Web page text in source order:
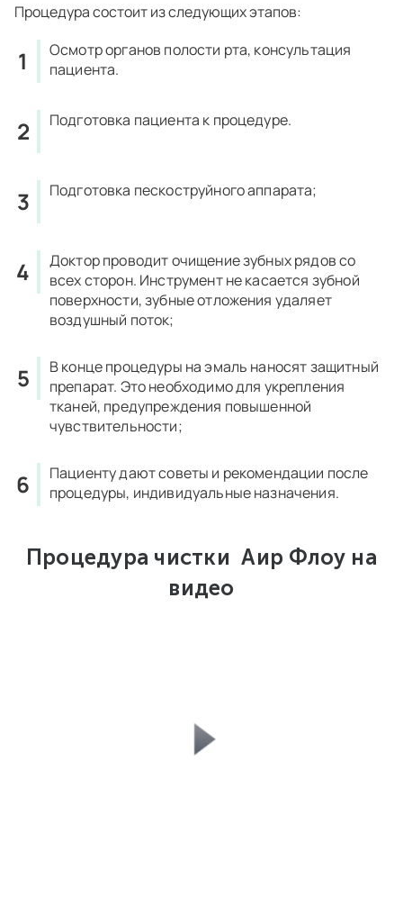
Процедура состоит из следующих этапов:
Осмотр органов полости рта, консультация
пациента.
Подготовка пациента к процедуре.
Подготовка пескоструйного аппарата;
Доктор проводит очищение зубных рядов со
всех сторон. Инструмент не касается зубной
поверхности, зубные отложения удаляет
воздушный поток;
В конце процедуры на эмаль наносят защитный
препарат. Это необходимо для укрепления
тканей, предупреждения повышенной
чувствительности;
Пациенту дают советы и рекомендации после
процедуры, индивидуальные назначения.
Процедура чистки Аир Флоу на
видео